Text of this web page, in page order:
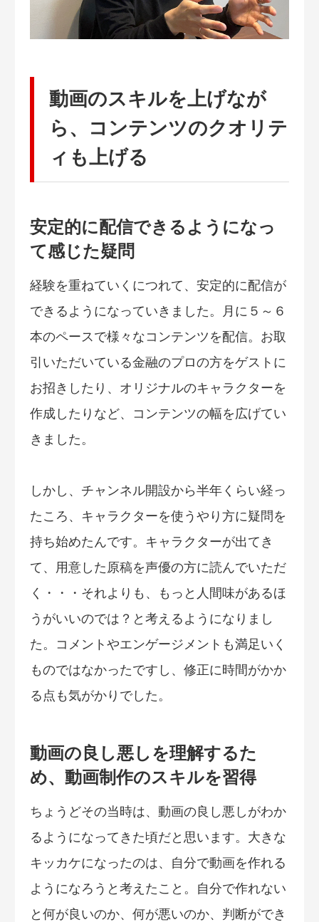
動画のスキルを上げなが
ら、コンテンツのクオリテ
ィも上げる
安定的に配信できるようになっ
て感じた疑問
経験を重ねていくにつれて、安定的に配信が
できるようになっていきました。月に５～６
本のペースで様々なコンテンツを配信。お取
引いただいている金融のプロの方をゲストに
お招きしたり、オリジナルのキャラクターを
作成したりなど、コンテンツの幅を広げてい
きました。
しかし、チャンネル開設から半年くらい経っ
たころ、キャラクターを使うやり方に疑問を
持ち始めたんです。キャラクターが出てき
て、用意した原稿を声優の方に読んでいただ
く・・・それよりも、もっと人間味があるほ
うがいいのでは？と考えるようになりまし
た。コメントやエンゲージメントも満足いく
ものではなかったですし、修正に時間がかか
る点も気がかりでした。
動画の良し悪しを理解するた
め、動画制作のスキルを習得
ちょうどその当時は、動画の良し悪しがわか
るようになってきた頃だと思います。大きな
キッカケになったのは、自分で動画を作れる
ようになろうと考えたこと。自分で作れない
と何が良いのか、何が悪いのか、判断ができ